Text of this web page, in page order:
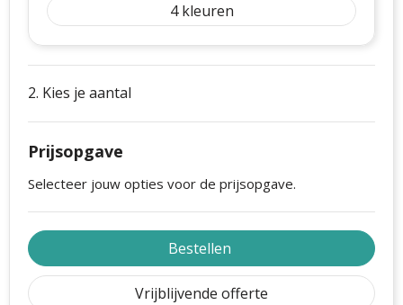
4
2. Kies je aantal
Prijsopgave
Selecteer jouw opties voor de prijsopgave.
Bestellen
Vrijblijvende offerte